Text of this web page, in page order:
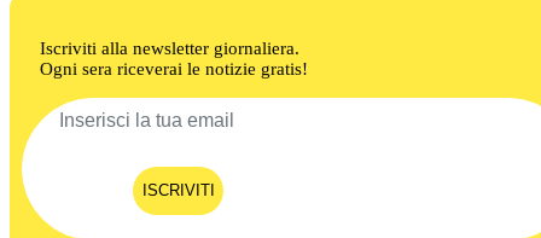
Iscriviti alla newsletter giornaliera.
Ogni sera riceverai le notizie gratis!
ISCRIVITI